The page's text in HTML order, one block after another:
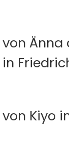
Kiyo